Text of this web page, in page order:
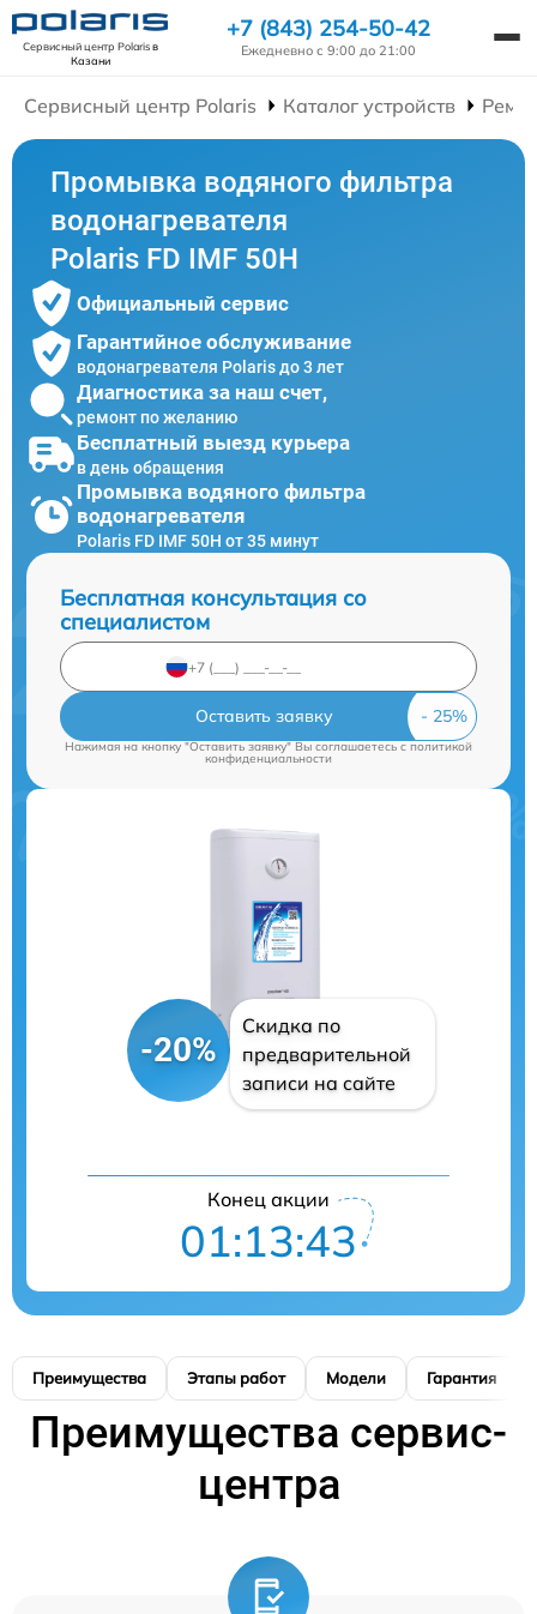
Сервисный центр Polarisв
Казани
+7 (843) 254-50-42
Ежедневно с 9:00 до 21:00
Сервисный центр Polaris Каталог устройств
Промывка водяного фильтра
водонагревателя
Polaris FD IMF 50H
Официальный сервис
Гарантийное обслуживание
водонагревателя Polaris до 3 лет
Диагностика за наш счет,
ремонт по желанию
Бесплатный выезд курьера
в день обращения
Промывка водяного фильтра
водонагревателя
Polaris FD IMF 50H от 35 минут
Бесплатная консультация со
специалистом
Оставить заявку
Нажимая на кнопку "Оставить заявку" Вы соглашаетесь cполитикой
конфиденциальности
-20%
Скидка по
предварительной
записи на сайте
Конец акции
01:13:42
Преимущества Этапы работ Модели Гарантия
Преимущества сервис-
центра